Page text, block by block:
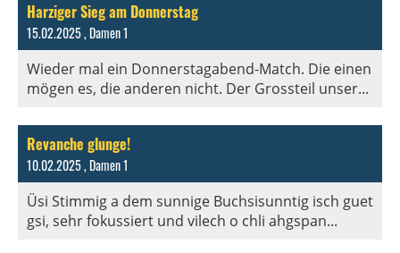
Harziger Sieg am Donnerstag
15.02.2025, Damen 1
Wieder mal ein Donnerstagabend-Match. Die einen
mögen es, die anderen nicht. Der Grossteil unser...
Revanche glunge!
10.02.2025, Damen 1
Üsi Stimmig a dem sunnige Buchsisunntig isch guet
gsi, sehr fokussiert und vilech o chli ahgspan...